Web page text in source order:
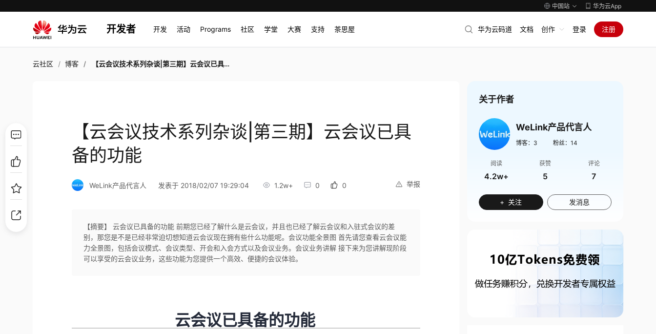
中国站 华为云App
开发者 开发 活动 Programs 社区 学堂 大赛 支持 茶思屋 华为云码道 文档 创作 登录 注册
云社区 博客 【云会议技术系列杂谈|第三期】云会议已具备的功能
【云会议技术系列杂谈|第三期】云会议已具
备的功能
举报
WeLink产品代言人 发表于 2018/02/07 19:29:04 1.2w+ 0 0
【摘要】 云会议已具备的功能 前期您已经了解什么是云会议，并且也已经了解云会议和入驻式会议的差
别，那您是不是已经非常迫切想知道云会议现在拥有些什么功能呢。会议功能全景图 首先请您查看云会议能
力全景图，包括会议模式、会议类型、开会和入会方式以及会议业务。会议业务讲解 接下来为您讲解现阶段
可以享受的云会议业务，这些功能为您提供一个高效、便捷的会议体验。
云会议已具备的功能
关于作者
WeLink产品代言人
博客： 3 粉丝： 14
阅读
4.2w+
获赞
5
评论
7
+ 关注 发消息